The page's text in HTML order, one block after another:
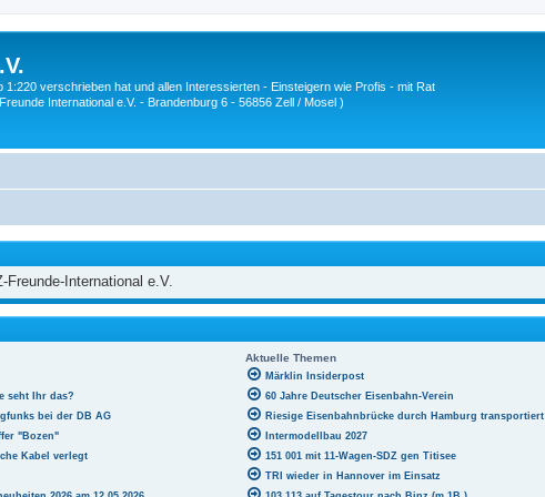
verschrieben hat und allen Interessierten - Einsteigern wie Profis - mit Rat
International e.V. - Brandenburg 6 - 56856 Zell / Mosel )
Freunde-International e.V.
Aktuelle Themen
seht Ihr das?
bei der DB AG
"Bozen"
Kabel verlegt
Märklin Insiderpost
60 Jahre Deutscher Eisenbahn-Verein
Riesige Eisenbahnbrücke durch Hamburg transportiert
Intermodellbau 2027
151 001 mit 11-Wagen-SDZ gen Titisee
TRI wieder in Hannover im Einsatz